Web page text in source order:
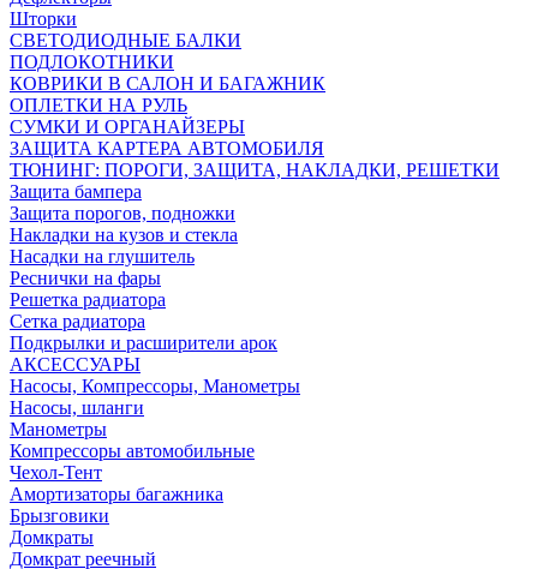
Шторки
СВЕТОДИОДНЫЕ БАЛКИ
ПОДЛОКОТНИКИ
КОВРИКИ В САЛОН И БАГАЖНИК
ОПЛЕТКИ НА РУЛЬ
СУМКИ И ОРГАНАЙЗЕРЫ
ЗАЩИТА КАРТЕРА АВТОМОБИЛЯ
ТЮНИНГ: ПОРОГИ, ЗАЩИТА, НАКЛАДКИ, РЕШЕТКИ
Защита бампера
Защита порогов, подножки
Накладки на кузов и стекла
Насадки на глушитель
Реснички на фары
Решетка радиатора
Сетка радиатора
Подкрылки и расширители арок
АКСЕССУАРЫ
Насосы, Компрессоры, Манометры
Насосы, шланги
Манометры
Компрессоры автомобильные
Чехол-Тент
Амортизаторы багажника
Брызговики
Домкраты
Домкрат реечный